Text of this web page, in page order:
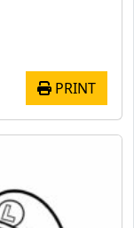
PRINT